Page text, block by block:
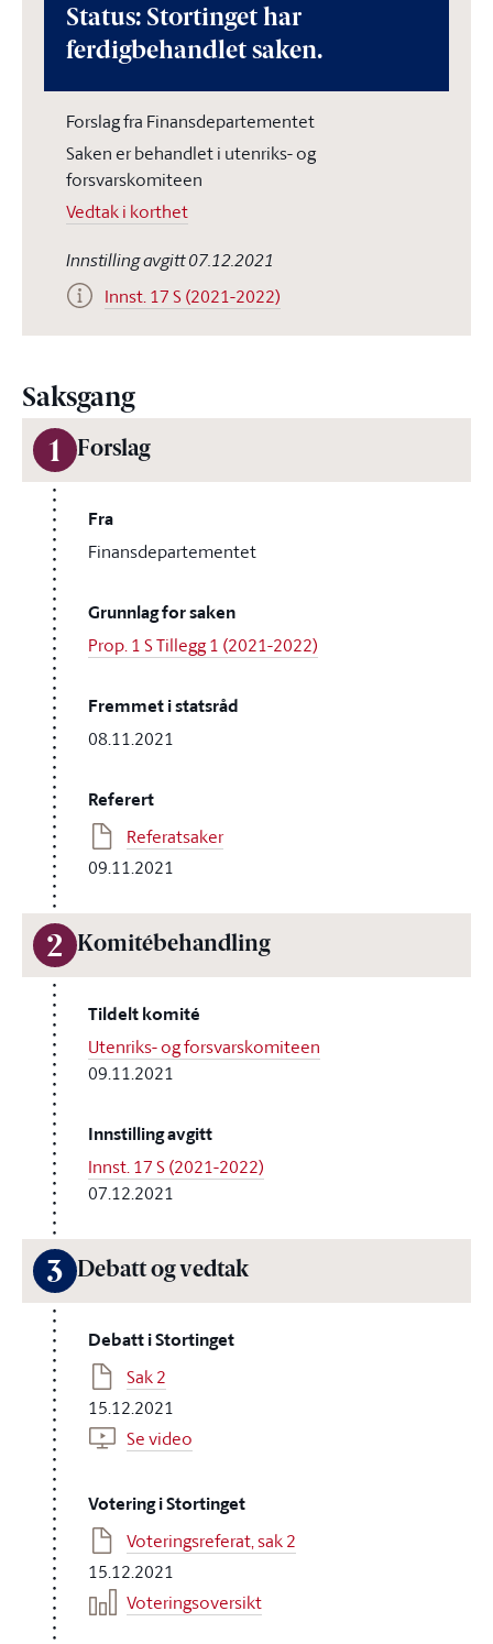
Status: Stortinget har
ferdigbehandlet saken.
Forslag fra Finansdepartementet
Saken er behandlet i utenriks- og
forsvarskomiteen
Vedtak i korthet
Innstilling avgitt 07.12.2021
Innst. 17 S (2021-2022)
Saksgang
1 Forslag
Fra
Finansdepartementet
Grunnlag for saken
Prop. 1 S Tillegg 1 (2021-2022)
Fremmet i statsråd
08.11.2021
Referert
Referatsaker
09.11.2021
2 Komitébehandling
Tildelt komité
Utenriks- og forsvarskomiteen
09.11.2021
Innstilling avgitt
Innst. 17 S (2021-2022)
07.12.2021
3 Debatt og vedtak
Debatt i Stortinget
Sak 2
15.12.2021
Se video
Votering i Stortinget
Voteringsreferat, sak 2
15.12.2021
Voteringsoversikt